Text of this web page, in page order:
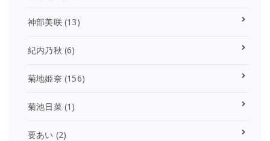
神部美咲(13)
紀内乃秋 (6)
菊地姫奈 (156)
菊池日菜(1)
要あい (2)